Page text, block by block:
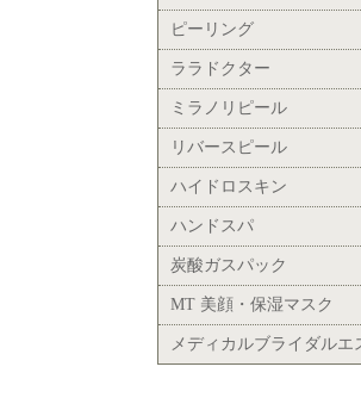
ピーリング
ララドクター
ミラノリピール
リバースピール
ハイドロスキン
ハンドスパ
炭酸ガスパック
MT 美顔・保湿マスク
メディカルブライダルエ